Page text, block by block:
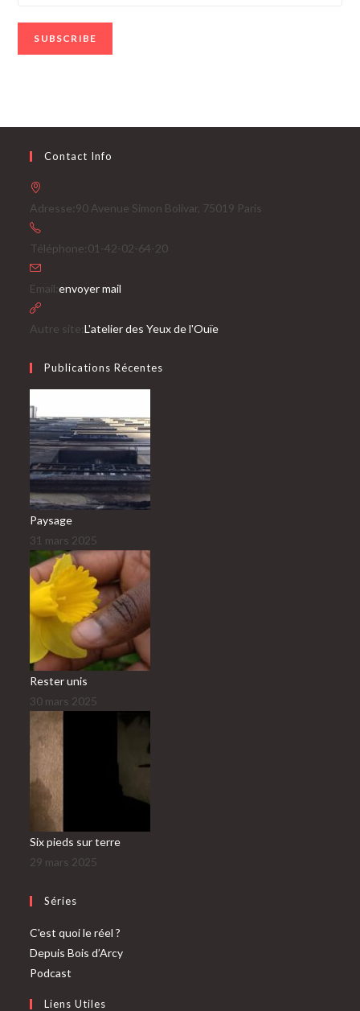
Contact Info
Adresse:90 Avenue Simon Bolivar, 75019 Paris
Téléphone:01-42-02-64-20
Email:envoyer mail
votre
Autre site:L'atelier des Yeux de l'Ouïe
Publications Récentes
Paysage
31 mars 2025
Rester unis
30 mars 2025
Six pieds sur terre
29 mars 2025
Séries
C'est quoi le réel ?
Depuis Bois d’Arcy
Podcast
Liens Utiles